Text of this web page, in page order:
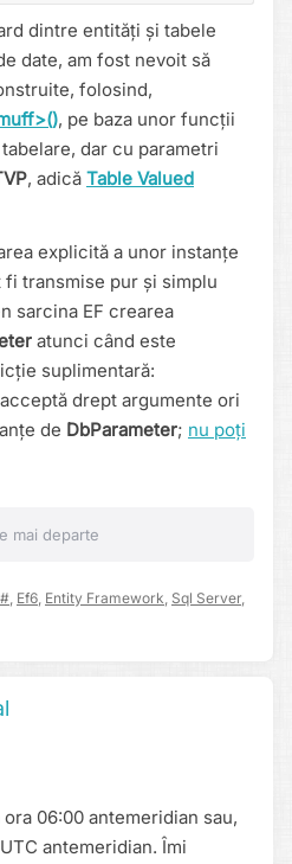
dintre entități și tabele
date, am fost nevoit să
folosind,
, pe baza unor funcții
dar cu parametri
, adică Table Valued
explicită a unor instanțe
fi transmise pur și simplu
sarcina EF crearea
atunci când este
suplimentară:
acceptă drept argumente ori
de DbParameter; nu poți
mai departe
Ef6 Entity Framework Sql Server
06:00 antemeridian sau,
antemeridian. Îmi